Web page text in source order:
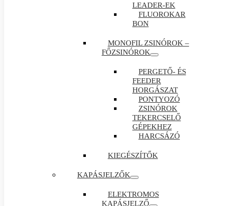
LEADER-EK
FLUOROKAR
BON
MONOFIL ZSINÓROK –
FŐZSINÓROK
PERGETŐ- ÉS
FEEDER
HORGÁSZAT
PONTYOZÓ
ZSINÓROK
TEKERCSELŐ
GÉPEKHEZ
HARCSÁZÓ
KIEGÉSZÍTŐK
KAPÁSJELZŐK
ELEKTROMOS
KAPÁSJELZŐ